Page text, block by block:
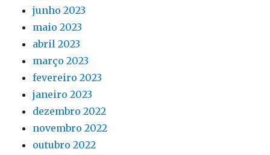
junho 2023
maio 2023
abril 2023
março 2023
fevereiro 2023
janeiro 2023
dezembro 2022
novembro 2022
outubro 2022